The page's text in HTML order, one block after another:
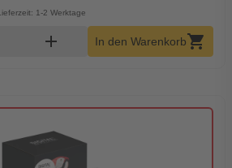
1-2 Werktage
Warenkorb Menge
add In den Warenkorbshopping_cart